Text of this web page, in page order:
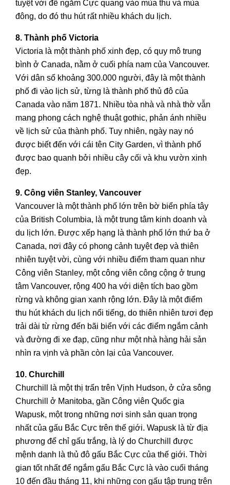
tuyệt vời để ngắm Cực quang vào mùa thu và mùa
đông, do đó thu hút rất nhiều khách du lịch.
8. Thành phố Victoria
Victoria là một thành phố xinh đẹp, có quy mô trung
bình ở Canada, nằm ở cuối phía nam của Vancouver.
Với dân số khoảng 300.000 người, đây là một thành
phố đi vào lịch sử, từng là thành phố thủ đô của
Canada vào năm 1871. Nhiều tòa nhà và nhà thờ vẫn
mang phong cách nghệ thuật gothic, phản ánh nhiều
về lịch sử của thành phố. Tuy nhiên, ngày nay nó
được biết đến với cái tên City Garden, vì thành phố
được bao quanh bởi nhiều cây cối và khu vườn xinh
đẹp.
9. Công viên Stanley, Vancouver
Vancouver là một thành phố lớn trên bờ biển phía tây
của British Columbia, là một trung tâm kinh doanh và
du lịch lớn. Được xếp hạng là thành phố lớn thứ ba ở
Canada, nơi đây có phong cảnh tuyệt đẹp và thiên
nhiên tuyệt vời, cùng với nhiều điểm tham quan như
Công viên Stanley, một công viên công cộng ở trung
tâm Vancouver, rộng 400 ha với diện tích bao gồm
rừng và không gian xanh rộng lớn. Đây là một điểm
thu hút khách du lịch nổi tiếng, do thiên nhiên tươi đẹp
trải dài từ rừng đến bãi biển với các điểm ngắm cảnh
và đường đi xe đạp, cũng như một nhà hàng hải sản
nhìn ra vịnh và phần còn lại của Vancouver.
10. Churchill
Churchill là một thị trấn trên Vịnh Hudson, ở cửa sông
Churchill ở Manitoba, gần Công viên Quốc gia
Wapusk, một trong những nơi sinh sản quan trọng
nhất của gấu Bắc Cực trên thế giới. Wapusk là từ địa
phương để chỉ gấu trắng, là lý do Churchill được
mệnh danh là thủ đô gấu Bắc Cực của thế giới. Thời
gian tốt nhất để ngắm gấu Bắc Cực là vào cuối tháng
10 đến đầu tháng 11, khi những con gấu tập trung trên